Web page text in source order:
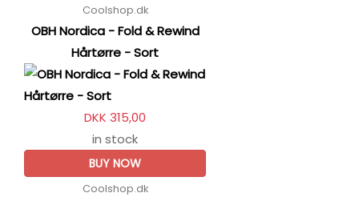
Coolshop.dk
OBH Nordica - Fold & Rewind
Hårtørre - Sort
DKK 315,00
in stock
BUY NOW
Coolshop.dk